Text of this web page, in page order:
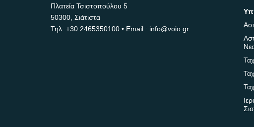
Πλατεία Τσιστοπούλου 5
50300, Σιάτιστα
Τηλ. +30 2465350100 • Email : info@voio.gr